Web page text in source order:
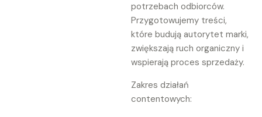
potrzebach odbiorców.
Przygotowujemy treści,
które budują autorytet marki,
zwiększają ruch organiczny i
wspierają proces sprzedaży.
Zakres działań
contentowych: